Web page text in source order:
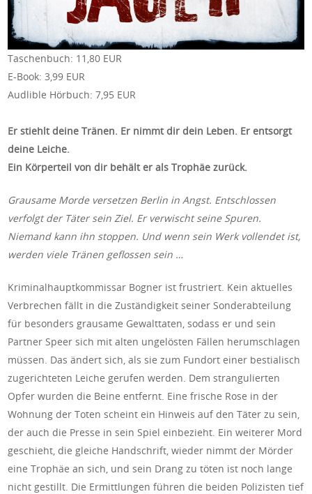
Taschenbuch: 11,80 EUR
E-Book: 3,99 EUR
Audlible Hörbuch: 7,95 EUR
Er stiehlt deine Tränen. Er nimmt dir dein Leben. Er entsorgt
deine Leiche.
Ein Körperteil von dir behält er als Trophäe zurück.
Grausame Morde versetzen Berlin in Angst. Entschlossen
verfolgt der Täter sein Ziel. Er verwischt seine Spuren.
Niemand kann ihn stoppen. Und wenn sein Werk vollendet ist,
werden viele Tränen geflossen sein …
Kriminalhauptkommissar Bogner ist frustriert. Kein aktuelles
Verbrechen fällt in die Zuständigkeit seiner Sonderabteilung
für besonders grausame Gewalttaten, sodass er und sein
Partner Speer sich mit alten ungelösten Fällen herumschlagen
müssen. Das ändert sich, als sie zum Fundort einer bestialisch
zugerichteten Leiche gerufen werden. Dem strangulierten
Opfer wurden die Beine entfernt. Eine frische Rose in der
Wohnung der Toten scheint ein Hinweis auf den Täter zu sein,
der auch die Presse in sein Spiel einbezieht. Ein weiterer Mord
geschieht, die gleiche Handschrift, wieder nimmt der Mörder
eine Trophäe an sich, und sein Drang zu töten ist noch lange
nicht gestillt. Die Ermittlungen führen die beiden Polizisten tief